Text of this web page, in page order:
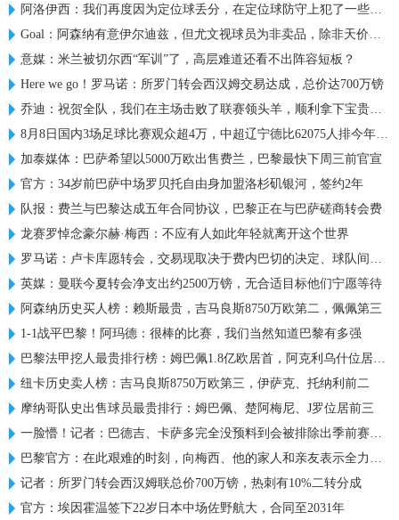
阿洛伊西：我们再度因为定位球丢分，在定位球防守上犯了一些错误
Goal：阿森纳有意伊尔迪兹，但尤文视球员为非卖品，除非天价购买
意媒：米兰被切尔西“军训”了，高层难道还看不出阵容短板？
Here we go！罗马诺：所罗门转会西汉姆交易达成，总价达700万镑
乔迪：祝贺全队，我们在主场击败了联赛领头羊，顺利拿下宝贵三分
8月8日国内3场足球比赛观众超4万，中超辽宁德比62075人排今年第6
加泰媒体：巴萨希望以5000万欧出售费兰，巴黎最快下周三前官宣
官方：34岁前巴萨中场罗贝托自由身加盟洛杉矶银河，签约2年
队报：费兰与巴黎达成五年合同协议，巴黎正在与巴萨磋商转会费
龙赛罗悼念豪尔赫·梅西：不应有人如此年轻就离开这个世界
罗马诺：卢卡库愿转会，交易现取决于费内巴切的决定、球队间谈判
英媒：曼联今夏转会净支出约2500万镑，无合适目标他们宁愿等待
阿森纳历史买人榜：赖斯最贵，吉马良斯8750万欧第二，佩佩第三
1-1战平巴黎！阿玛德：很棒的比赛，我们当然知道巴黎有多强
巴黎法甲挖人最贵排行榜：姆巴佩1.8亿欧居首，阿克利乌什位居第2
纽卡历史卖人榜：吉马良斯8750万欧第三，伊萨克、托纳利前二
摩纳哥队史出售球员最贵排行：姆巴佩、楚阿梅尼、J罗位居前三
一脸懵！记者：巴德吉、卡萨多完全没预料到会被排除出季前赛名单
巴黎官方：在此艰难的时刻，向梅西、他的家人和亲友表示全力支持
记者：所罗门转会西汉姆联总价700万镑，热刺有10%二转分成
官方：埃因霍温签下22岁日本中场佐野航大，合同至2031年